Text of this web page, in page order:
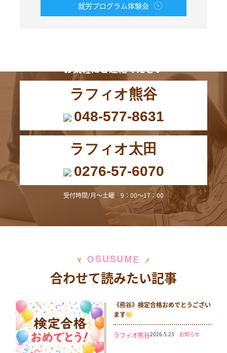
就労プログラム体験会
お気軽にご連絡ください
ラフィオ熊谷
048-577-8631
ラフィオ太田
0276-57-6070
受付時間/月～土曜 9：00～17：00
OSUSUME
合わせて読みたい記事
《熊谷》検定合格おめでとうござい
ます
ラフィオ熊谷2026.5.23 お知らせ